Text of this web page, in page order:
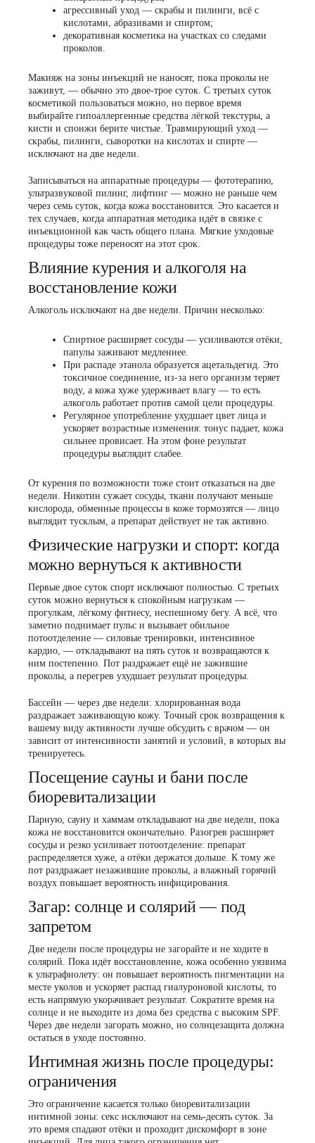
агрессивный уход — скрабы и пилинги, всё с
кислотами, абразивами и спиртом;
декоративная косметика на участках со следами
проколов.
Макияж на зоны инъекций не наносят, пока проколы не
заживут, — обычно это двое-трое суток. С третьих суток
косметикой пользоваться можно, но первое время
выбирайте гипоаллергенные средства лёгкой текстуры, а
кисти и спонжи берите чистые. Травмирующий уход —
скрабы, пилинги, сыворотки на кислотах и спирте —
исключают на две недели.
Записываться на аппаратные процедуры — фототерапию,
ультразвуковой пилинг, лифтинг — можно не раньше чем
через семь суток, когда кожа восстановится. Это касается и
тех случаев, когда аппаратная методика идёт в связке с
инъекционной как часть общего плана. Мягкие уходовые
процедуры тоже переносят на этот срок.
Влияние курения и алкоголя на
восстановление кожи
Алкоголь исключают на две недели. Причин несколько:
Спиртное расширяет сосуды — усиливаются отёки,
папулы заживают медленнее.
При распаде этанола образуется ацетальдегид. Это
токсичное соединение, из-за него организм теряет
воду, а кожа хуже удерживает влагу — то есть
алкоголь работает против самой цели процедуры.
Регулярное употребление ухудшает цвет лица и
ускоряет возрастные изменения: тонус падает, кожа
сильнее провисает. На этом фоне результат
процедуры выглядит слабее.
От курения по возможности тоже стоит отказаться на две
недели. Никотин сужает сосуды, ткани получают меньше
кислорода, обменные процессы в коже тормозятся — лицо
выглядит тусклым, а препарат действует не так активно.
Физические нагрузки и спорт: когда
можно вернуться к активности
Первые двое суток спорт исключают полностью. С третьих
суток можно вернуться к спокойным нагрузкам —
прогулкам, лёгкому фитнесу, неспешному бегу. А всё, что
заметно поднимает пульс и вызывает обильное
потоотделение — силовые тренировки, интенсивное
кардио, — откладывают на пять суток и возвращаются к
ним постепенно. Пот раздражает ещё не зажившие
проколы, а перегрев ухудшает результат процедуры.
Бассейн — через две недели: хлорированная вода
раздражает заживающую кожу. Точный срок возвращения к
вашему виду активности лучше обсудить с врачом — он
зависит от интенсивности занятий и условий, в которых вы
тренируетесь.
Посещение сауны и бани после
биоревитализации
Парную, сауну и хаммам откладывают на две недели, пока
кожа не восстановится окончательно. Разогрев расширяет
сосуды и резко усиливает потоотделение: препарат
распределяется хуже, а отёки держатся дольше. К тому же
пот раздражает незажившие проколы, а влажный горячий
воздух повышает вероятность инфицирования.
Загар: солнце и солярий — под
запретом
Две недели после процедуры не загорайте и не ходите в
солярий. Пока идёт восстановление, кожа особенно уязвима
к ультрафиолету: он повышает вероятность пигментации на
месте уколов и ускоряет распад гиалуроновой кислоты, то
есть напрямую укорачивает результат. Сократите время на
солнце и не выходите из дома без средства с высоким SPF.
Через две недели загорать можно, но солнцезащита должна
остаться в уходе постоянно.
Интимная жизнь после процедуры:
ограничения
Это ограничение касается только биоревитализации
интимной зоны: секс исключают на семь-десять суток. За
это время спадают отёки и проходит дискомфорт в зоне